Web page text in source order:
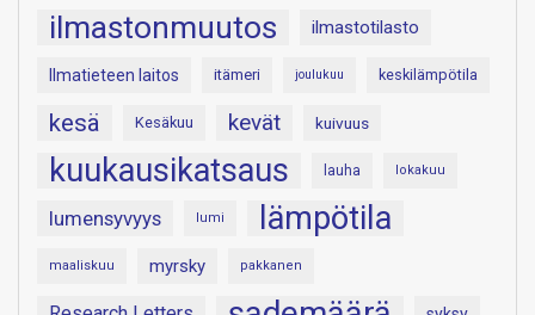
ilmastonmuutos ilmastotilasto
Ilmatieteen laitos itämeri joulukuu keskilämpötila
kesä Kesäkuu kevät kuivuus
kuukausikatsaus lauha lokakuu
lumensyvyys lumi lämpötila
maaliskuu myrsky pakkanen